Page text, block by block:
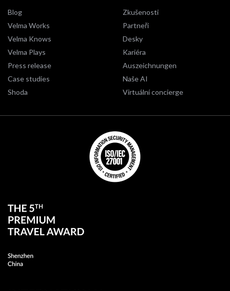
Blog
Velma Works
Velma Knows
Velma Plays
Press release
Case studies
Shoda
Zkušenosti
Partneři
Desky
Kariéra
Auszeichnungen
Naše AI
Virtuální concierge